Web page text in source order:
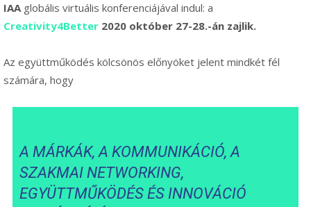
IAAglobális virtuális konferenciájával indul: a
Creativity4Better 2020 október 27-28.-án zajlik.
Az együttműködés kölcsönös előnyöket jelent mindkét fél
számára, hogy
A MÁRKÁK, A KOMMUNIKÁCIÓ, A
SZAKMAI NETWORKING,
EGYÜTTMŰKÖDÉS ÉS INNOVÁCIÓ